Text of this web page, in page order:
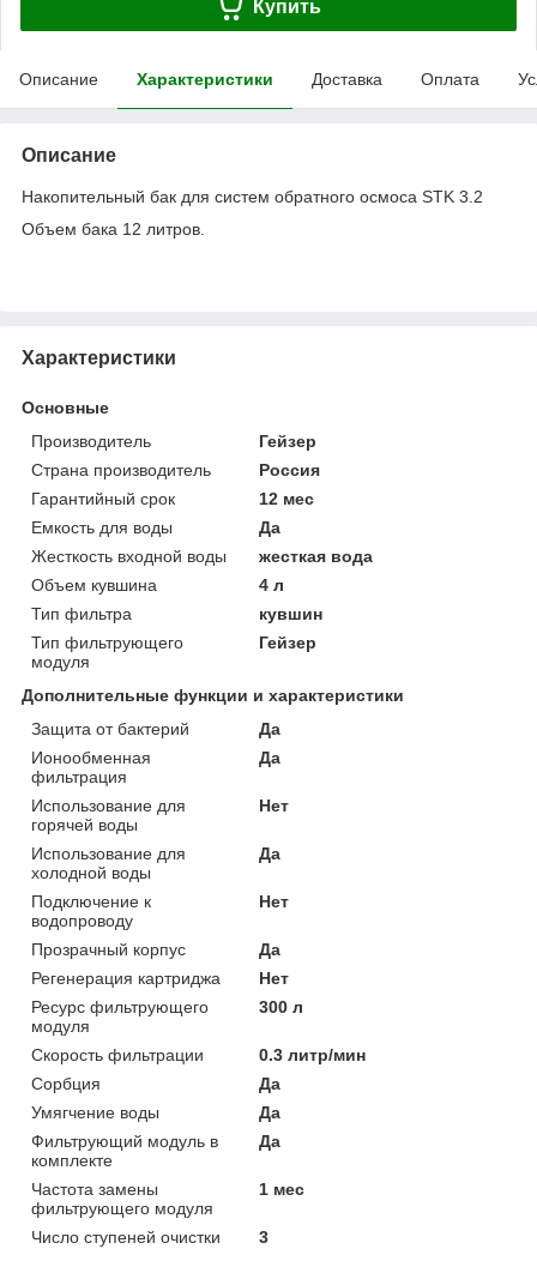
Купить
Описание Характеристики Доставка Оплата
Описание
Накопительный бак для систем обратного осмоса STK 3.2
Объем бака 12 литров.
Характеристики
Основные
Производитель
Гейзер
Страна производитель
Россия
Гарантийный срок
12 мес
Емкость для воды
Да
Жесткость входной воды
жесткая вода
Объем кувшина
4 л
Тип фильтра
кувшин
Тип фильтрующего
модуля
Гейзер
Дополнительные функции и характеристики
Защита от бактерий
Да
Ионообменная
фильтрация
Да
Использование для
горячей воды
Нет
Использование для
холодной воды
Да
Подключение к
водопроводу
Нет
Прозрачный корпус
Да
Регенерация картриджа
Нет
Ресурс фильтрующего
модуля
300 л
Скорость фильтрации
0.3 литр/мин
Сорбция
Да
Умягчение воды
Да
Фильтрующий модуль в
комплекте
Да
Частота замены
фильтрующего модуля
1 мес
Число ступеней очистки 3